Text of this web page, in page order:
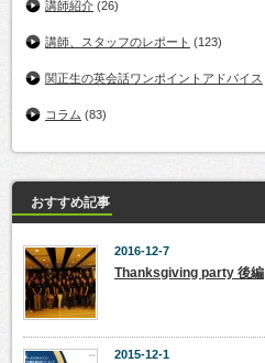
講師紹介 (26)
講師、スタッフのレポート (123)
関正生の英会話ワンポイントアドバイス
コラム (83)
おすすめ記事
2016-12-7
Thanksgiving party 後編
2015-12-1